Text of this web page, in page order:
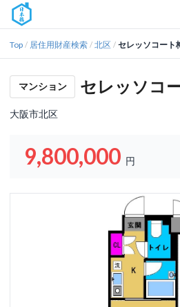
Top / 居住用財産検索 / 北区 / セレッソコート
マンション セレッソコ
大阪市北区
9,800,000 円